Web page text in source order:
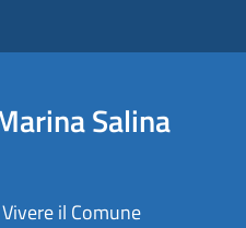
Salina
Vivere il Comune